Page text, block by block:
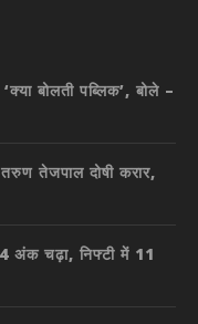
बोलती पब्लिक’, बोले –
तेजपाल दोषी करार,
अंक चढ़ा, निफ्टी में 11